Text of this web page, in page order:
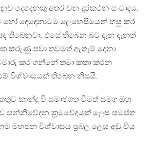
දෙදෙනකු අතර වන දුරකථන සංවාදය,
දෙදෙනාටම ලෙහෙසියෙන් හසු කර
තිබෙනවා. එසේ තිබෙන බව දැන දැනත්
කරුණු පවා තවමත් ඇතැම් දෙනා
කර ගන්නේ තමා කතා කරන
විශ්වාසයක් තිබෙන නිසයි.
කාන්දු වී සමාජගත වීමත් සමග ඔහු
ක්‍රමවේදයක් ලෙස සමස්ත
මහජන විශ්වාසය ප්‍රබල ලෙස අඩු විය